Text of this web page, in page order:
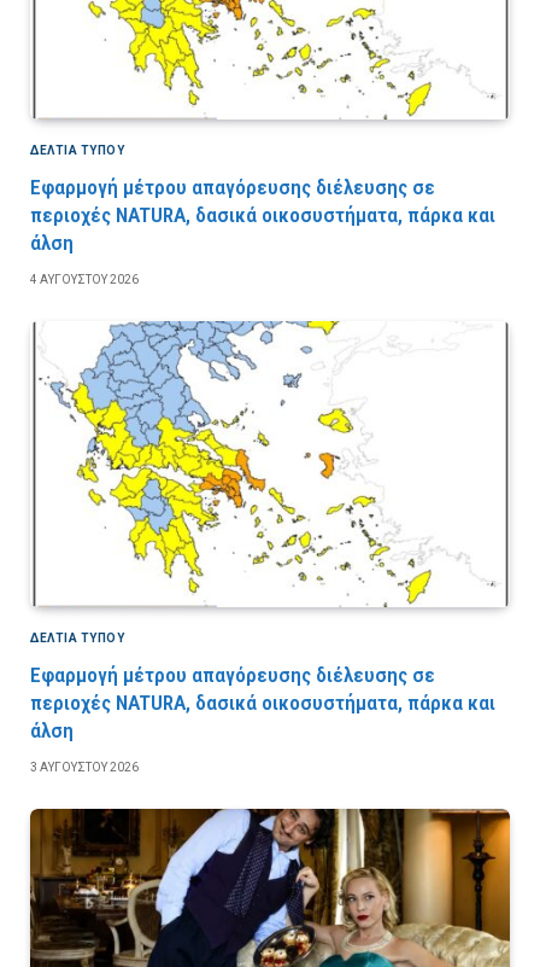
ΔΕΛΤΙΑ ΤΥΠΟΥ
Εφαρμογή μέτρου απαγόρευσης διέλευσης σε
περιοχές NATURA, δασικά οικοσυστήματα, πάρκα και
άλση
4 ΑΥΓΟΎΣΤΟΥ 2026
ΔΕΛΤΙΑ ΤΥΠΟΥ
Εφαρμογή μέτρου απαγόρευσης διέλευσης σε
περιοχές NATURA, δασικά οικοσυστήματα, πάρκα και
άλση
3 ΑΥΓΟΎΣΤΟΥ 2026